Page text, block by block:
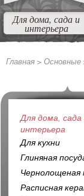
Для дома, сада и
интерьера
Главная > Основные
Для дома, сада
интерьера
Для кухни
Глиняная
Чернолощеная
Расписная